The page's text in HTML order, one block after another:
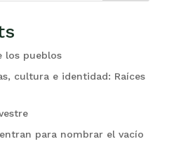
los pueblos
cultura e identidad: Raíces
para nombrar el vacío